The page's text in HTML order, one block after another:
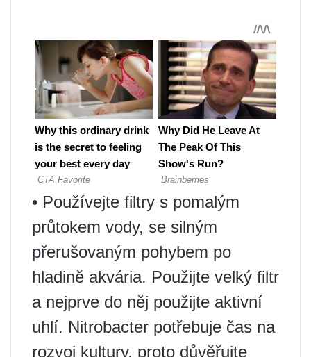
• Používejte filtry s pomalým
průtokem vody, se silným
přerušovaným pohybem po
hladině akvária. Použijte velký filtr
a nejprve do něj použijte aktivní
uhlí. Nitrobacter potřebuje čas na
rozvoj kultury, proto důvěřujte